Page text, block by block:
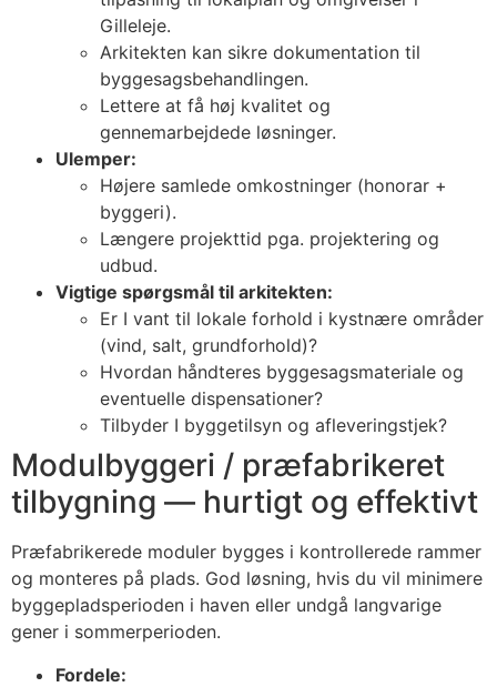
Gilleleje.
Arkitekten kan sikre dokumentation til
byggesagsbehandlingen.
Lettere at få høj kvalitet og
gennemarbejdede løsninger.
Ulemper:
Højere samlede omkostninger (honorar +
byggeri).
Længere projekttid pga. projektering og
udbud.
Vigtige spørgsmål til arkitekten:
Er I vant til lokale forhold i kystnære områder
(vind, salt, grundforhold)?
Hvordan håndteres byggesagsmateriale og
eventuelle dispensationer?
Tilbyder I byggetilsyn og afleveringstjek?
Modulbyggeri / præfabrikeret
tilbygning — hurtigt og effektivt
Præfabrikerede moduler bygges i kontrollerede rammer
og monteres på plads. God løsning, hvis du vil minimere
byggepladsperioden i haven eller undgå langvarige
gener i sommerperioden.
Fordele: